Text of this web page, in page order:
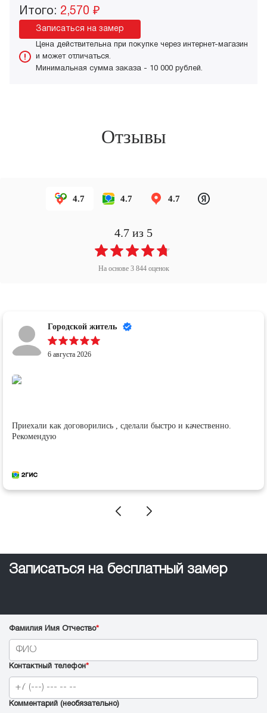
Итого: 2,570 ₽
Записаться на замер
Цена действительна при покупке через интернет-магазин
и может отличаться.
Минимальная сумма заказа - 10 000 рублей.
Отзывы
4.7 4.7 4.7
4.7 из 5
На основе 3 844оценок
Городской житель
6 августа 2026
Приехали как договорились , сделали быстро и качественно.
Рекомендую
Записаться на бесплатный замер
Фамилия Имя Отчество*
Контактный телефон*
Комментарий (необязательно)